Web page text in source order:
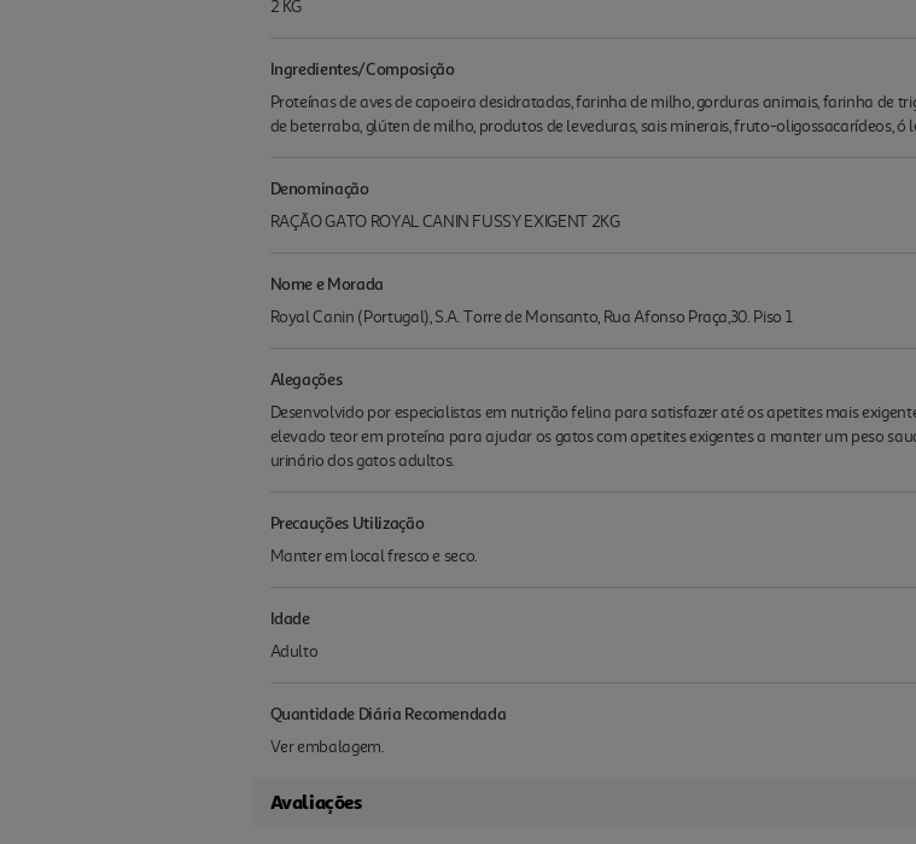
2 KG
Ingredientes/Composição
Proteínas de aves de capoeira desidratadas, farinha de milho, gorduras animais, farinha de
de beterraba, glúten de milho, produtos de leveduras, sais minerais, fruto-oligossacarídeos, ó
Denominação
RAÇÃO GATO ROYAL CANIN FUSSY EXIGENT 2KG
Nome e Morada
Royal Canin (Portugal), S.A. Torre de Monsanto, Rua Afonso Praça,30. Piso 1
Alegações
Desenvolvido por especialistas em nutrição felina para satisfazer até os apetites mais
elevado teor em proteína para ajudar os gatos com apetites exigentes a manter um peso
urinário dos gatos adultos.
Precauções Utilização
Manter em local fresco e seco.
Idade
Adulto
Quantidade Diária Recomendada
Ver embalagem.
Avaliações